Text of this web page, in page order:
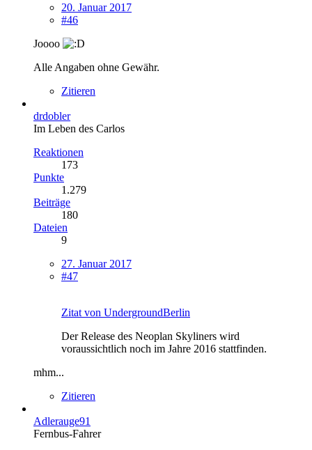
20. Januar 2017
#46
Joooo
Alle Angaben ohne Gewähr.
Zitieren
drdobler
Im Leben des Carlos
Reaktionen
173
Punkte
1.279
Beiträge
180
Dateien
9
27. Januar 2017
#47
Zitat von UndergroundBerlin
Der Release des Neoplan Skyliners wird
voraussichtlich noch im Jahre 2016 stattfinden.
mhm...
Zitieren
Adlerauge91
Fernbus-Fahrer